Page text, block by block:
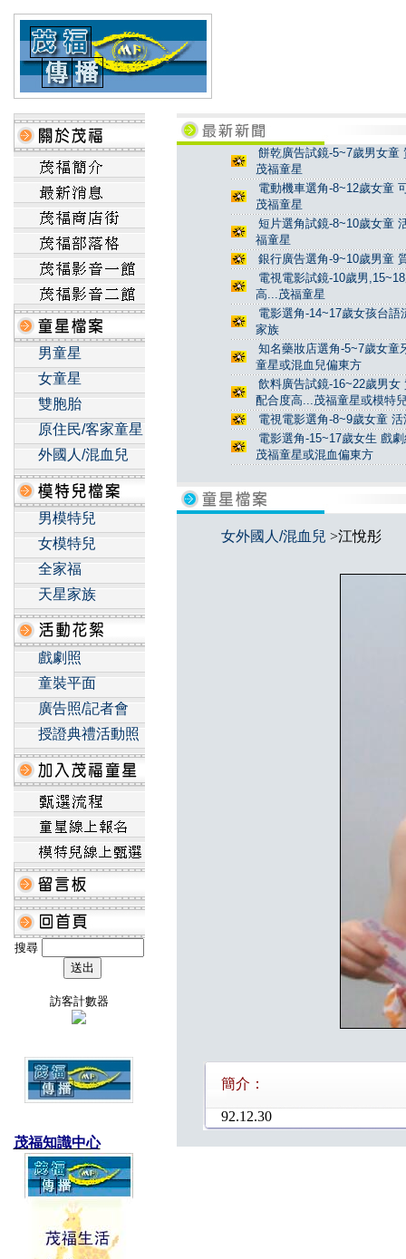
男童星
女童星
雙胞胎
原住民/客家童星
外國人/混血兒
男模特兒
女模特兒
全家福
天星家族
戲劇照
童裝平面
廣告照/記者會
授證典禮活動照
搜尋
訪客計數器
茂福知識中心
餅乾廣告試鏡-5~7歲男女
茂福童星
電動機車選角-8~12歲女童
茂福童星
短片選角試鏡-8~10歲女童
福童星
銀行廣告選角-9~10歲男童
電視電影試鏡-10歲男
高...茂福童星
電影選角-14~17歲女孩台
家族
知名藥妝店選角-5~7歲女童
童星或混血兒偏東方
飲料廣告試鏡-16~22歲男
配合度高...茂福童星或模特
電視電影選角-8~9歲女童
電影選角-15~17歲女生 戲
茂福童星或混血偏東方
女外國人/混血兒 >江悅彤
簡介：
92.12.30